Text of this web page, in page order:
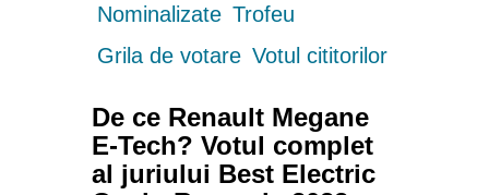
Nominalizate Trofeu
Grila de votare Votul cititorilor
De ce Renault Megane
E-Tech? Votul complet
al juriului Best Electric